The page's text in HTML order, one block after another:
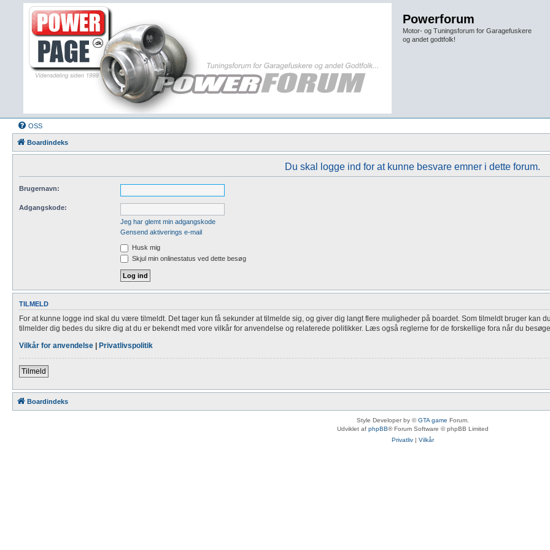
Powerforum
Motor- og Tuningsforum for Garagefuskere
og andet godtfolk!
OSS
Boardindeks
Du skal logge ind for at kunne besvare emner i dette forum.
Brugernavn:
Adgangskode:
Jeg har glemt min adgangskode
Gensend aktiverings e-mail
Husk mig
Skjul min onlinestatus ved dette besøg
TILMELD
For at kunne logge ind skal du være tilmeldt. Det tager kun få sekunder at tilmelde sig, og giver dig langt flere muligheder på boardet. Som tilmeldt bruger kan
tilmelder dig bedes du sikre dig at du er bekendt med vore vilkår for anvendelse og relaterede politikker. Læs også reglerne for de forskellige fora når du
Vilkår for anvendelse | Privatlivspolitik
Tilmeld
Boardindeks
Style Developer by ©GTA game Forum.
Udviklet af phpBB® Forum Software © phpBB Limited
Privatliv| Vilkår